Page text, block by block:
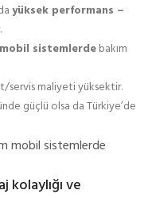
yüksek performans –
mobil sistemlerdebakım
servis maliyeti yüksektir.
güçlü olsa da Türkiye’de
mobil sistemlerde
kolaylığı ve